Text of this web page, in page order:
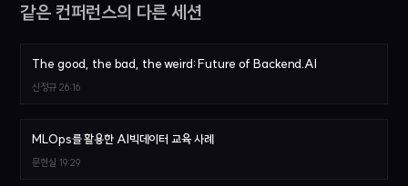
같은 컨퍼런스의 다른 세션
The good, the bad, the weird: Future of Backend.AI
신정규 26:16
MLOps를 활용한 AI빅데이터 교육 사례
문현실 19:29